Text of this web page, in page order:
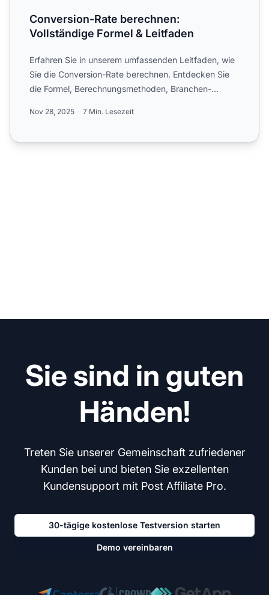
Conversion-Rate berechnen:
Vollständige Formel & Leitfaden
Erfahren Sie in unserem umfassenden Leitfaden, wie
Sie die Conversion-Rate berechnen. Entdecken Sie
die Formel, Berechnungsmethoden, Branchen-
Nov 28, 2025 7 Min. Lesezeit
Sie sind in guten
Händen!
Treten Sie unserer Gemeinschaft zufriedener
Kunden bei und bieten Sie exzellenten
Kundensupport mit Post Affiliate Pro.
30-tägige kostenlose Testversion starten
Demo vereinbaren